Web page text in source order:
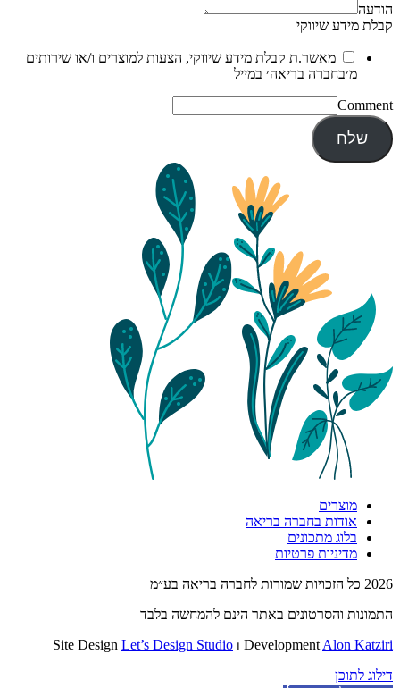
הודעה
קבלת מידע שיווקי
מאשר.ת קבלת מידע שיווקי, הצעות למוצרים ו/או שירותים
מ׳בחברה בריאה׳ במייל
Comment
שלח
מוצרים
אודות בחברה בריאה
בלוג מתכונים
מדיניות פרטיות
2026 כל הזכויות שמורות לחברה בריאה בע״מ
התמונות והסרטונים באתר הינם להמחשה בלבד
Site Design Let’s Design Studio ⏐ Development Alon Katziri
דילוג לתוכן